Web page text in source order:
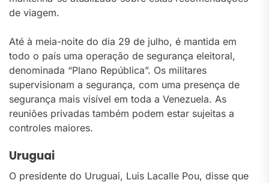
de viagem.
Até à meia-noite do dia 29 de julho, é mantida em
todo o país uma operação de segurança eleitoral,
denominada “Plano República”. Os militares
supervisionam a segurança, com uma presença de
segurança mais visível em toda a Venezuela. As
reuniões privadas também podem estar sujeitas a
controles maiores.
Uruguai
O presidente do Uruguai, Luis Lacalle Pou, disse que